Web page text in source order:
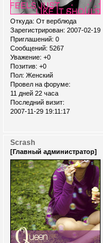
Откуда: От верблюда
Зарегистрирован: 2007-02-19
Приглашений: 0
Сообщений: 5267
Уважение: +0
Позитив: +0
Пол: Женский
Провел на форуме:
11 дней 22 часа
Последний визит:
2007-11-29 19:11:17
Scrash
[Главный администратор]